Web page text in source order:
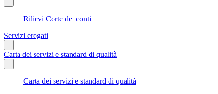
Rilievi Corte dei conti
Servizi erogati
Carta dei servizi e standard di qualità
Carta dei servizi e standard di qualità